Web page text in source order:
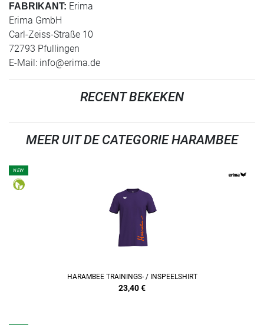
FABRIKANT: Erima
Erima GmbH
Carl-Zeiss-Straße 10
72793 Pfullingen
E-Mail: info@erima.de
RECENT BEKEKEN
MEER UIT DE CATEGORIE HARAMBEE
NEW
HARAMBEE TRAININGS- / INSPEELSHIRT
23,40€